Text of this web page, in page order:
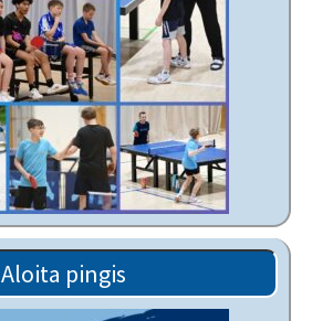
Aloita pingis